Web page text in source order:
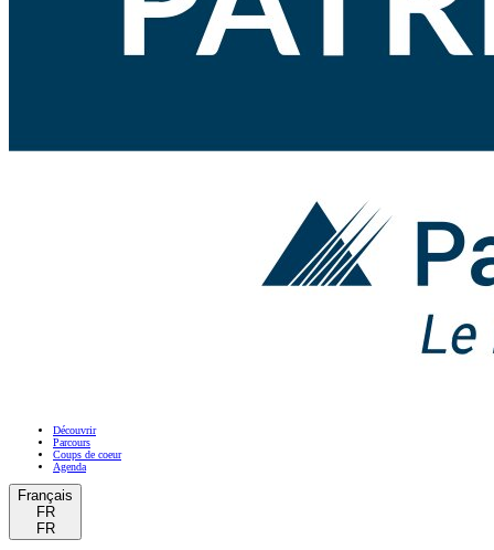
Découvrir
Parcours
Coups de coeur
Agenda
Français
FR
FR